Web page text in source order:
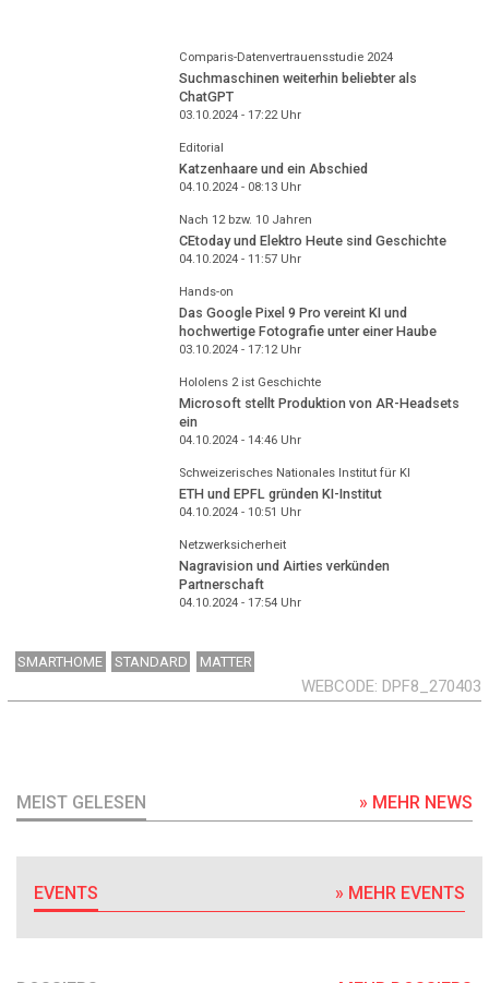
Comparis-Datenvertrauensstudie 2024
Suchmaschinen weiterhin beliebter als
ChatGPT
03.10.2024 - 17:22Uhr
Editorial
Katzenhaare und ein Abschied
04.10.2024 - 08:13Uhr
Nach 12 bzw. 10 Jahren
CEtoday und Elektro Heute sind Geschichte
04.10.2024 - 11:57Uhr
Hands-on
Das Google Pixel 9 Pro vereint KI und
hochwertige Fotografie unter einer Haube
03.10.2024 - 17:12Uhr
Hololens 2 ist Geschichte
Microsoft stellt Produktion von AR-Headsets
ein
04.10.2024 - 14:46Uhr
Schweizerisches Nationales Institut für KI
ETH und EPFL gründen KI-Institut
04.10.2024 - 10:51 Uhr
Netzwerksicherheit
Nagravision und Airties verkünden
Partnerschaft
04.10.2024 - 17:54Uhr
SMARTHOME STANDARD MATTER
WEBCODE DPF8_270403
MEIST GELESEN » MEHR NEWS
EVENTS » MEHR EVENTS